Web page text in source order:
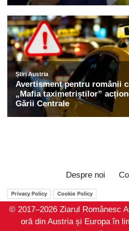
Despre noi
Privacy Policy Cookie Policy
© 2017–2026 Ziarul Românesc
oră din Austria și Europa în